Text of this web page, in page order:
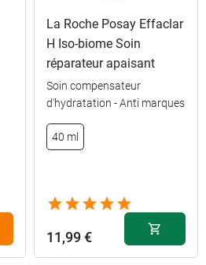
La Roche Posay Effaclar
H Iso-biome Soin
réparateur apaisant
Soin compensateur
d'hydratation - Anti marques
40 ml
11,99 €